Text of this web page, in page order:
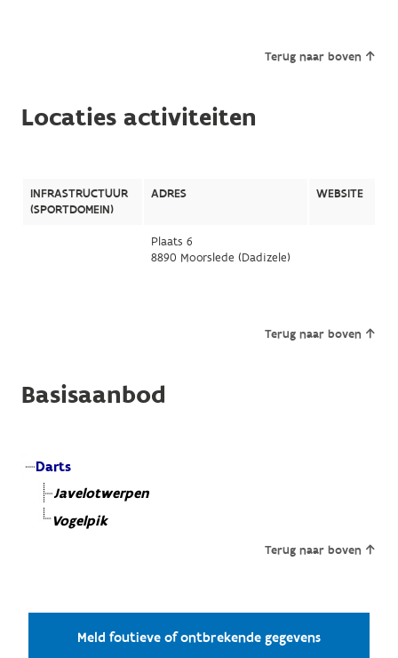
Terug naar boven
Locaties activiteiten
INFRASTRUCTUUR
(SPORTDOMEIN)
ADRES WEBSITE
Plaats 6
8890 Moorslede (Dadizele)
Terug naar boven
Basisaanbod
Darts
Javelotwerpen
Vogelpik
Terug naar boven
Meld foutieve of ontbrekende gegevens